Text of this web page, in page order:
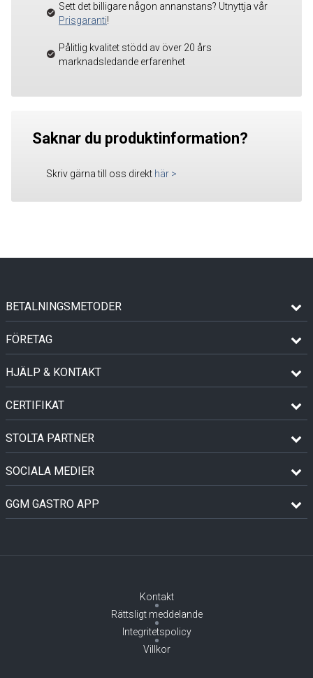
Sett det billigare någon annanstans? Utnyttja vår
Prisgaranti!
Pålitlig kvalitet stödd av över 20 års
marknadsledande erfarenhet
Saknar du produktinformation?
Skriv gärna till oss direkt här >
BETALNINGSMETODER
FÖRETAG
HJÄLP & KONTAKT
CERTIFIKAT
STOLTA PARTNER
SOCIALA MEDIER
GGM GASTRO APP
Kontakt
Rättsligt meddelande
Integritetspolicy
Villkor